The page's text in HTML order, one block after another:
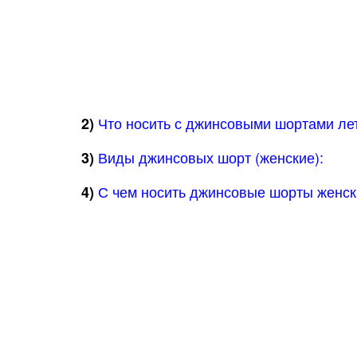
2) Что носить с джинсовыми шортами
3) Виды джинсовых шорт (женские):
4) С чем носить джинсовые шорты